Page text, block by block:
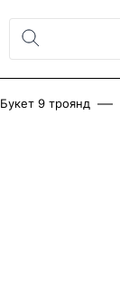
Букет 9 троянд